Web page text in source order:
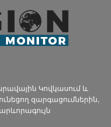
Կովկասում և
զարգացումներին,